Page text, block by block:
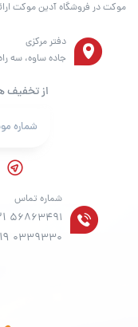
موکت در فروشگاه آدین موکت
شماره تماس
56863491
0339330
دفتر مرکزی
جاده ساوه، سه
از تخفیف